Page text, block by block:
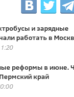
и зарядные
работать в
реформы в июне.
край